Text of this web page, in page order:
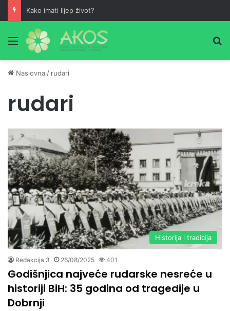
Kako imati lijep život?
Meni
Naslovna / rudari
rudari
Historija i tradicija
Redakcija 3 26/08/2025 401
Godišnjica najveće rudarske nesreće u
historiji BiH: 35 godina od tragedije u
Dobrnji